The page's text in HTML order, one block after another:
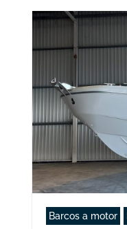
Barcos a motor